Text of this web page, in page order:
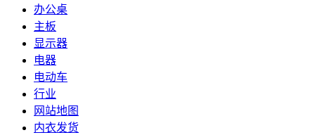
办公桌
主板
显示器
电器
电动车
行业
网站地图
内衣发货